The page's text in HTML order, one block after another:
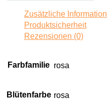
Zusätzliche Information
Produktsicherheit
Rezensionen (0)
Farbfamilie rosa
Blütenfarbe rosa